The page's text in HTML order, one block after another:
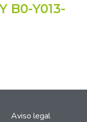
B0-Y013-
Aviso legal